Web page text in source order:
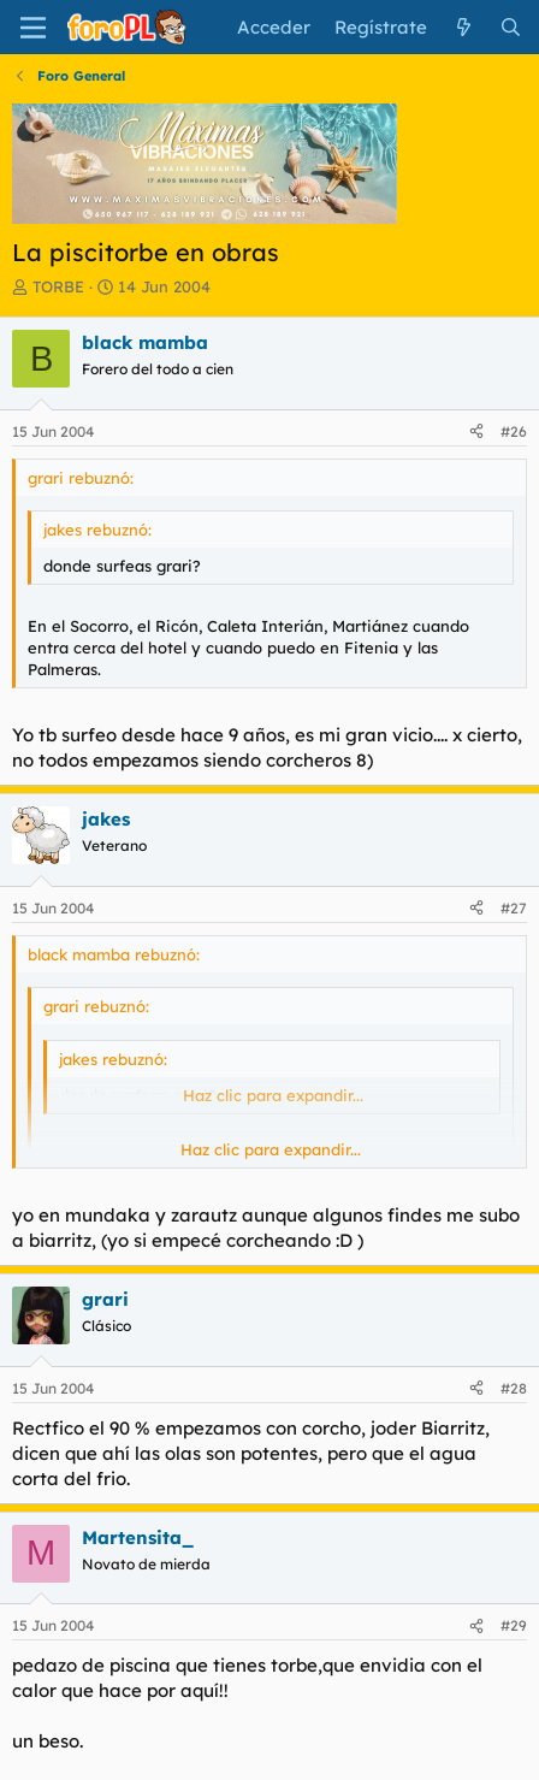
Acceder Regístrate
Foro General
La piscitorbe en obras
I
i
c
i
a
d
o
r
d
m
TORBE
F
h
a
e
n
i
i
14 Jun 2004
B black mamba
Forero del todo a cien
15 Jun 2004 #26
grari rebuznó:
jakes rebuznó:
donde surfeas grari?
En el Socorro, el Ricón, Caleta Interián, Martiánez cuando
entra cerca del hotel y cuando puedo en Fitenia y las
Palmeras.
Yo tb surfeo desde hace 9 años, es mi gran vicio.... x cierto,
no todos empezamos siendo corcheros 8)
jakes
Veterano
15 Jun 2004 #27
black mamba rebuznó:
grari rebuznó:
jakes rebuznó:
donde surfeas grari?Haz clic para expandir...
En el Socorro, el Ricón, Caleta Interián, Martiánez cuando
Yo tb surfeo desde hace 9 años, es mi gran vicio.... x cierto, no
todos empezamos siendo corcheros 8)
Haz clic para expandir...
yo en mundaka y zarautz aunque algunos findes me subo
a biarritz, (yo si empecé corcheando :D )
grari
Clásico
15 Jun 2004 #28
Rectfico el 90 % empezamos con corcho, joder Biarritz,
dicen que ahí las olas son potentes, pero que el agua
corta del frio.
M Martensita_
Novato de mierda
15 Jun 2004 #29
pedazo de piscina que tienes torbe,que envidia con el
calor que hace por aquí!!
un beso.